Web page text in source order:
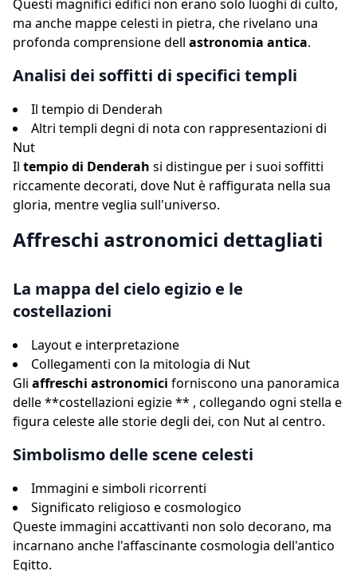
Questi magnifici edifici non erano solo luoghi di culto,
ma anche mappe celesti in pietra, che rivelano una
profonda comprensione dell astronomia antica.
Analisi dei soffitti di specifici templi
Il tempio di Denderah
Altri templi degni di nota con rappresentazioni di
Nut
Il tempio di Denderah si distingue per i suoi soffitti
riccamente decorati, dove Nut è raffigurata nella sua
gloria, mentre veglia sull'universo.
Affreschi astronomici dettagliati
La mappa del cielo egizio e le
costellazioni
Layout e interpretazione
Collegamenti con la mitologia di Nut
Gli affreschi astronomici forniscono una panoramica
delle **costellazioni egizie ** , collegando ogni stella e
figura celeste alle storie degli dei, con Nut al centro.
Simbolismo delle scene celesti
Immagini e simboli ricorrenti
Significato religioso e cosmologico
Queste immagini accattivanti non solo decorano, ma
incarnano anche l'affascinante cosmologia dell'antico
Egitto.